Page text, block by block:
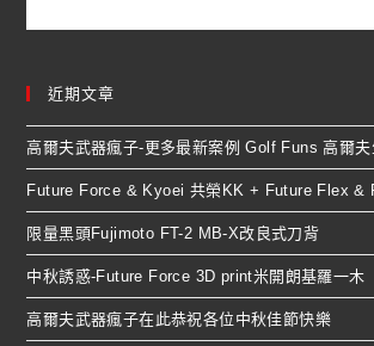
近期文章
高爾夫武器瘋子-更多最新案例 Golf Funs 高爾夫
Future Force & Kyoei 共榮KK + Future Flex &
限量黑頭Fujimoto FT-2 MB-X改良式刀背
中秋誘惑-Future Force 3D print米開朗基羅一木
高爾夫武器瘋子在此恭祝各位中秋佳節快樂